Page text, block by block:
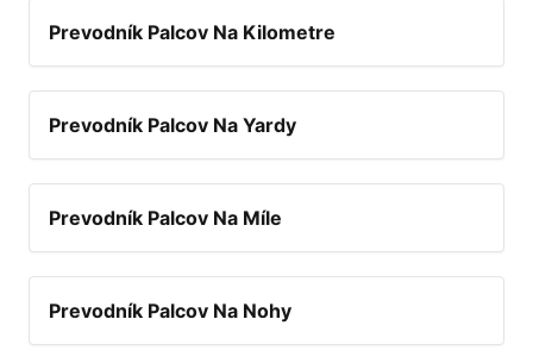
Prevodník Palcov Na Kilometre
Prevodník Palcov Na Yardy
Prevodník Palcov Na Míle
Prevodník Palcov Na Nohy